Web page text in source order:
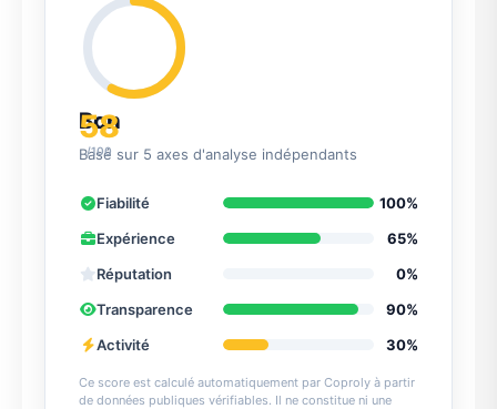
58
/100
Bon
Basé sur 5 axes d'analyse indépendants
Fiabilité
100%
Expérience
65%
Réputation
0%
Transparence
90%
Activité
30%
Ce score est calculé automatiquement par Coproly à partir
de données publiques vérifiables. Il ne constitue ni une